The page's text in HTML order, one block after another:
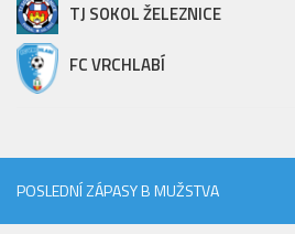
TJ SOKOL ŽELEZNICE
FC VRCHLABÍ
POSLEDNÍ ZÁPASY B MUŽSTVA